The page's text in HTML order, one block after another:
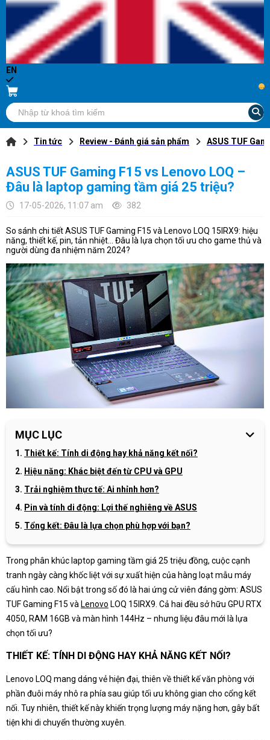
EN
...
Tin tức Review - Đánh giá sản phẩm ASUS TUF
ASUS TUF Gaming F15 vs Lenovo LOQ –
Đâu là laptop gaming tầm giá 25 triệu?
17-05-2026, 11:07 am 382
So sánh chi tiết ASUS TUF Gaming F15 và Lenovo LOQ 15IRX9: hiệu
năng, thiết kế, pin, tản nhiệt… Đâu là lựa chọn tối ưu cho game thủ và
người dùng đa nhiệm năm 2024?
MỤC LỤC
Thiết kế: Tính di động hay khả năng kết nối?
Hiệu năng: Khác biệt đến từ CPU và GPU
Trải nghiệm thực tế: Ai nhỉnh hơn?
Pin và tính di động: Lợi thế nghiêng về ASUS
Tổng kết: Đâu là lựa chọn phù hợp với bạn?
Trong phân khúc laptop gaming tầm giá 25 triệu đồng, cuộc cạnh
tranh ngày càng khốc liệt với sự xuất hiện của hàng loạt mẫu máy
cấu hình cao. Nổi bật trong số đó là hai ứng cử viên đáng gờm: ASUS
TUF Gaming F15 và Lenovo LOQ 15IRX9. Cả hai đều sở hữu GPU RTX
4050, RAM 16GB và màn hình 144Hz – nhưng liệu đâu mới là lựa
chọn tối ưu?
THIẾT KẾ: TÍNH DI ĐỘNG HAY KHẢ NĂNG KẾT NỐI?
Lenovo LOQ mang dáng vẻ hiện đại, thiên về thiết kế văn phòng với
phần đuôi máy nhô ra phía sau giúp tối ưu không gian cho cổng kết
nối. Tuy nhiên, thiết kế này khiến trọng lượng máy nặng hơn, gây bất
tiện khi di chuyển thường xuyên.